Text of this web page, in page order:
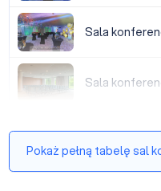
Sala konferencyjna 3+4
Sala
Sala konferencyjna 4
Sala
Pokaż pełną tabelę sal